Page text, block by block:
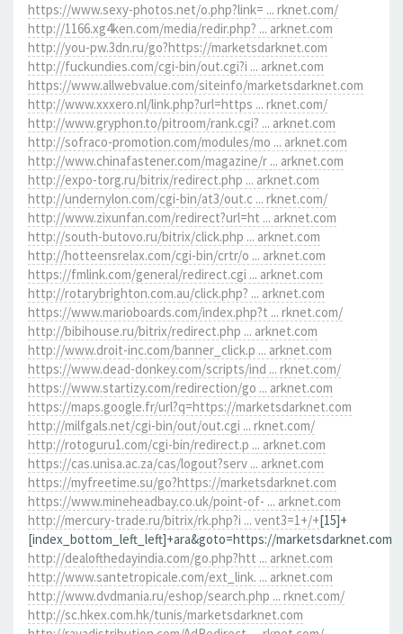
https://www.sexy-photos.net/o.php?link= ... rknet.com/
http://1166.xg4ken.com/media/redir.php? ... arknet.com
http://you-pw.3dn.ru/go?https://marketsdarknet.com
http://fuckundies.com/cgi-bin/out.cgi?i ... arknet.com
https://www.allwebvalue.com/siteinfo/marketsdarknet.com
http://www.xxxero.nl/link.php?url=https ... rknet.com/
http://www.gryphon.to/pitroom/rank.cgi? ... arknet.com
http://sofraco-promotion.com/modules/mo ... arknet.com
http://www.chinafastener.com/magazine/r ... arknet.com
http://expo-torg.ru/bitrix/redirect.php ... arknet.com
http://undernylon.com/cgi-bin/at3/out.c ... rknet.com/
http://www.zixunfan.com/redirect?url=ht ... arknet.com
http://south-butovo.ru/bitrix/click.php ... arknet.com
http://hotteensrelax.com/cgi-bin/crtr/o ... arknet.com
https://fmlink.com/general/redirect.cgi ... arknet.com
http://rotarybrighton.com.au/click.php? ... arknet.com
https://www.marioboards.com/index.php?t ... rknet.com/
http://bibihouse.ru/bitrix/redirect.php ... arknet.com
http://www.droit-inc.com/banner_click.p ... arknet.com
https://www.dead-donkey.com/scripts/ind ... rknet.com/
https://www.startizy.com/redirection/go ... arknet.com
https://maps.google.fr/url?q=https://marketsdarknet.com
http://milfgals.net/cgi-bin/out/out.cgi ... rknet.com/
http://rotoguru1.com/cgi-bin/redirect.p ... arknet.com
https://cas.unisa.ac.za/cas/logout?serv ... arknet.com
https://myfreetime.su/go?https://marketsdarknet.com
https://www.mineheadbay.co.uk/point-of- ... arknet.com
http://mercury-trade.ru/bitrix/rk.php?i ... vent3=1+/+[15]+
[index_bottom_left_left]+ara&goto=https://marketsdarknet.com
http://dealofthedayindia.com/go.php?htt ... arknet.com
http://www.santetropicale.com/ext_link. ... arknet.com
http://www.dvdmania.ru/eshop/search.php ... rknet.com/
http://sc.hkex.com.hk/tunis/marketsdarknet.com